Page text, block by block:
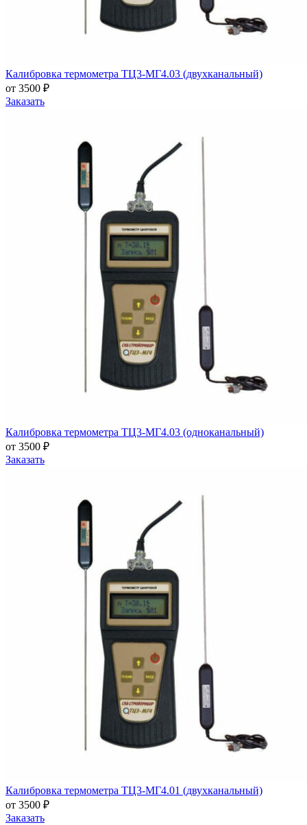
Калибровка термометра ТЦ3-МГ4.03 (двухканальный)
от 3500 ₽
Заказать
Калибровка термометра ТЦ3-МГ4.03 (одноканальный)
от 3500 ₽
Заказать
Калибровка термометра ТЦ3-МГ4.01 (двухканальный)
от 3500 ₽
Заказать